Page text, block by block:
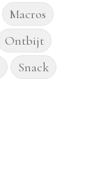
Macros
Ontbijt
Snack